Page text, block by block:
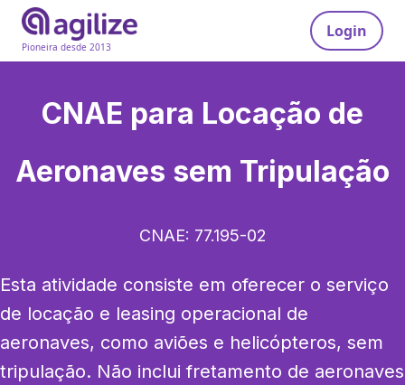
Pioneira desde 2013
Login
CNAE para Locação de
Aeronaves sem Tripulação
CNAE: 77.195-02
Esta atividade consiste em oferecer o serviço
de locação e leasing operacional de
aeronaves, como aviões e helicópteros, sem
tripulação. Não inclui fretamento de aeronaves